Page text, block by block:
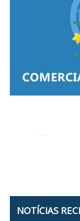
NOTÍCIAS